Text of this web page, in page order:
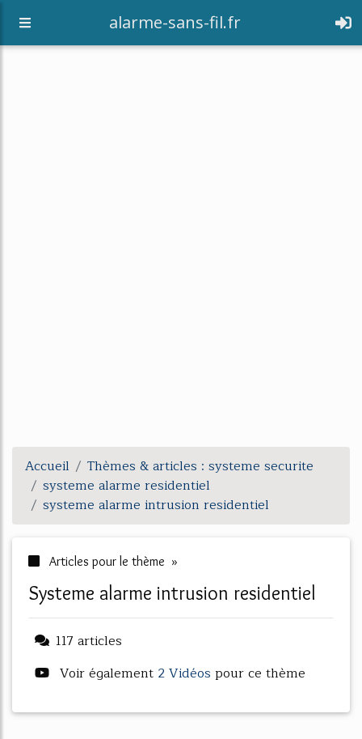
alarme-sans-fil.fr
Accueil
Thèmes & articles : systeme securite
systeme alarme residentiel
systeme alarme intrusion residentiel
Articles pour le thème »
systeme alarme intrusion residentiel
117 articles
Voir également 2 Vidéos pour ce thème